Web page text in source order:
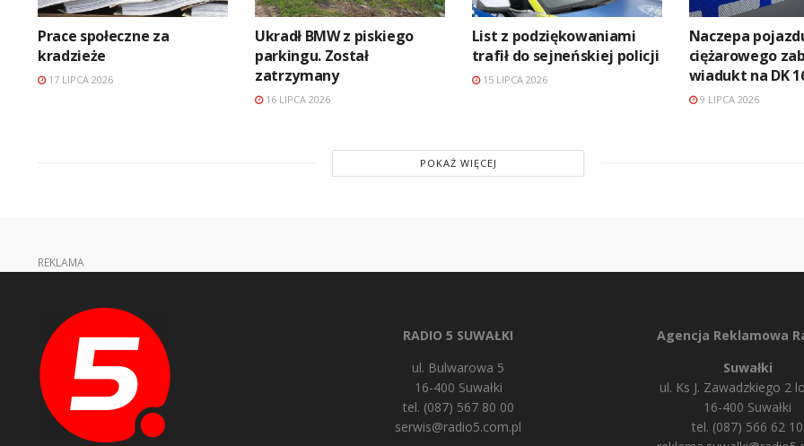
Prace społeczne za
kradzieże
17 LIPCA 2026
Ukradł BMW z piskiego
parkingu. Został
zatrzymany
16 LIPCA 2026
List z podziękowaniami
trafił do sejneńskiej policji
15 LIPCA 2026
Naczepa
ciężarowego
wiadukt na DK
9 LIPCA 2026
POKAŻ WIĘCEJ
REKLAMA
RADIO 5 SUWAŁKI
ul. Bulwarowa 5
16-400 Suwałki
tel. (087) 567 80 00
serwis@radio5.com.pl
Agencja Reklamowa
Suwałki
ul. Ks J. Zawadzkiego 2
16-400 Suwałki
tel. (087) 566 62 10